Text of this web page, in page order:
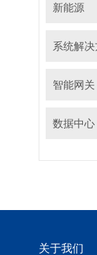
新能源
系统解决
智能网关
数据中心
关于我们